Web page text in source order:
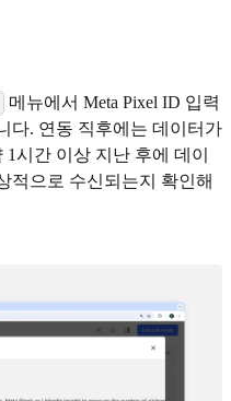
메뉴에서 Meta Pixel ID 입력
다. 연동 직후에는 데이터가
시간 이상 지난 후에 데이
적으로 수신되는지 확인해